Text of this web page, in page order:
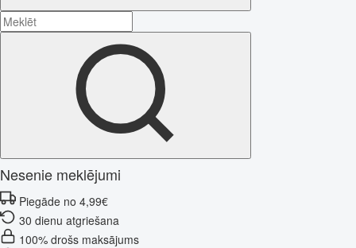
Nesenie meklējumi
Piegāde no 4,99€
30 dienu atgriešana
100% drošs maksājums